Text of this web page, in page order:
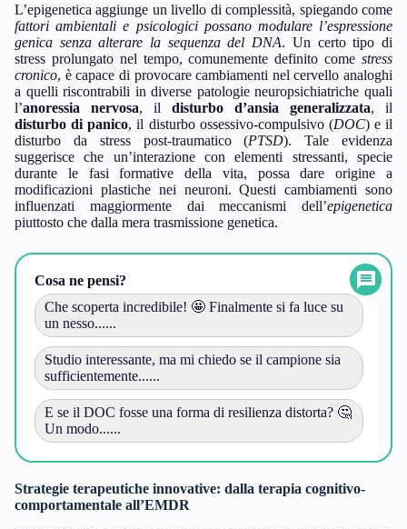
L’epigenetica aggiunge un livello di complessità, spiegando come
fattori ambientali e psicologici possano modulare l’espressione
genica senza alterare la sequenza del DNA. Un certo tipo di
stress prolungato nel tempo, comunemente definito come stress
cronico, è capace di provocare cambiamenti nel cervello analoghi
a quelli riscontrabili in diverse patologie neuropsichiatriche quali
l’anoressia nervosa, il disturbo d’ansia generalizzata, il
disturbo di panico, il disturbo ossessivo-compulsivo (DOC) e il
disturbo da stress post-traumatico (PTSD). Tale evidenza
suggerisce che un’interazione con elementi stressanti, specie
durante le fasi formative della vita, possa dare origine a
modificazioni plastiche nei neuroni. Questi cambiamenti sono
influenzati maggiormente dai meccanismi dell’epigenetica
piuttosto che dalla mera trasmissione genetica.
Cosa ne pensi?
Che scoperta incredibile! 🤩 Finalmente si fa luce su
un nesso......
Studio interessante, ma mi chiedo se il campione sia
sufficientemente......
E se il DOC fosse una forma di resilienza distorta? 🤔
Un modo......
Strategie terapeutiche innovative: dalla terapia cognitivo-
comportamentale all’EMDR